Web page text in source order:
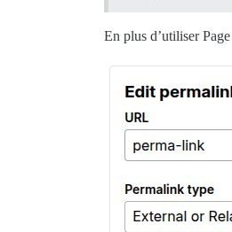
En plus d’utiliser